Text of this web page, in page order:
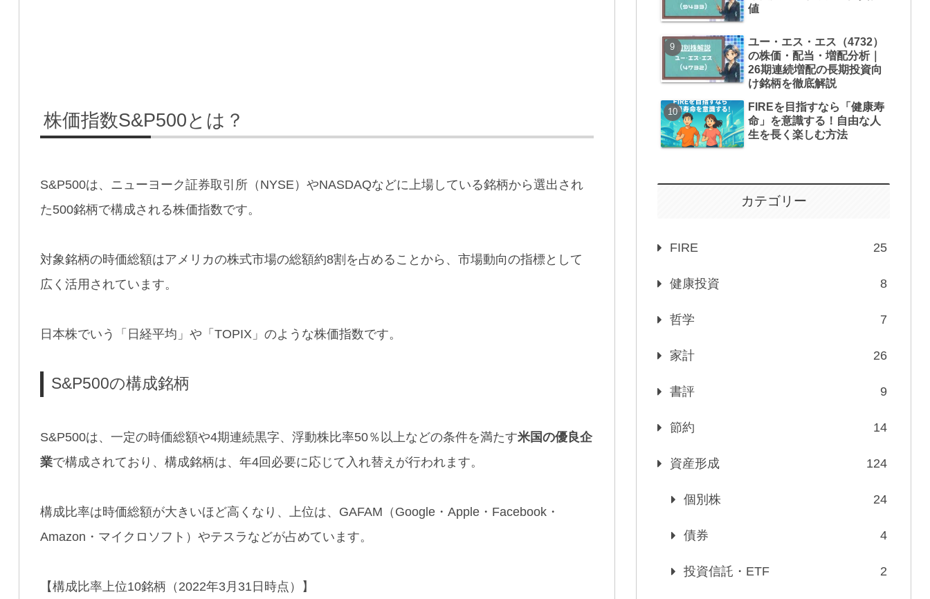
株価指数S&P500とは？
S&P500は、ニューヨーク証券取引所（NYSE）やNASDAQなどに上場している銘柄から選出され
た500銘柄で構成される株価指数です。
対象銘柄の時価総額はアメリカの株式市場の総額約8割を占めることから、市場動向の指標として
広く活用されています。
日本株でいう「日経平均」や「TOPIX」のような株価指数です。
S&P500の構成銘柄
S&P500は、一定の時価総額や4期連続黒字、浮動株比率50％以上などの条件を満たす米国の優良企
業で構成されており、構成銘柄は、年4回必要に応じて入れ替えが行われます。
構成比率は時価総額が大きいほど高くなり、上位は、GAFAM（Google・Apple・Facebook・
Amazon・マイクロソフト）やテスラなどが占めています。
【構成比率上位10銘柄（2022年3月31日時点）】
値
ユー・エス・エス（4732）
の株価・配当・増配分析｜
26期連続増配の長期投資向
け銘柄を徹底解説
FIREを目指すなら「健康寿
命」を意識する！自由な人
生を長く楽しむ方法
カテゴリー
FIRE 25
健康投資 8
哲学 7
家計 26
書評 9
節約 14
資産形成 124
個別株 24
債券 4
投資信託・ETF 2